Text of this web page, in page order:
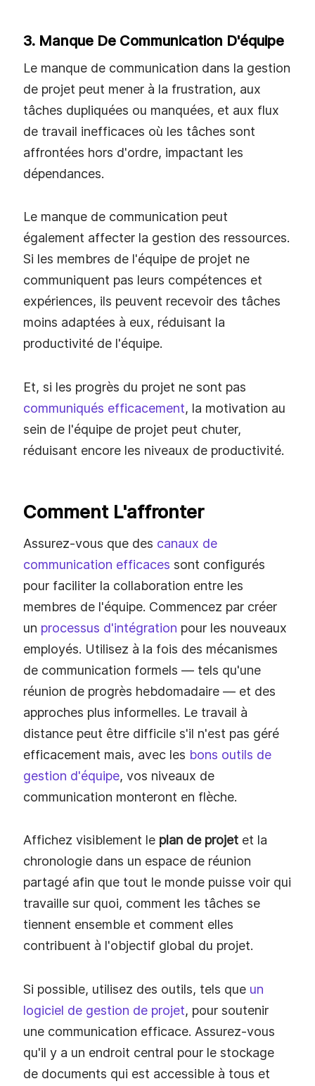
3. Manque De Communication D'équipe
Le manque de communication dans la gestion
de projet peut mener à la frustration, aux
tâches dupliquées ou manquées, et aux flux
de travail inefficaces où les tâches sont
affrontées hors d'ordre, impactant les
dépendances.
Le manque de communication peut
également affecter la gestion des ressources.
Si les membres de l'équipe de projet ne
communiquent pas leurs compétences et
expériences, ils peuvent recevoir des tâches
moins adaptées à eux, réduisant la
productivité de l'équipe.
Et, si les progrès du projet ne sont pas
communiqués efficacement, la motivation au
sein de l'équipe de projet peut chuter,
réduisant encore les niveaux de productivité.
Comment L'affronter
Assurez-vous que des canaux de
communication efficaces sont configurés
pour faciliter la collaboration entre les
membres de l'équipe. Commencez par créer
un processus d'intégration pour les nouveaux
employés. Utilisez à la fois des mécanismes
de communication formels — tels qu'une
réunion de progrès hebdomadaire — et des
approches plus informelles. Le travail à
distance peut être difficile s'il n'est pas géré
efficacement mais, avec les bons outils de
gestion d'équipe, vos niveaux de
communication monteront en flèche.
Affichez visiblement le plan de projet et la
chronologie dans un espace de réunion
partagé afin que tout le monde puisse voir qui
travaille sur quoi, comment les tâches se
tiennent ensemble et comment elles
contribuent à l'objectif global du projet.
Si possible, utilisez des outils, tels que un
logiciel de gestion de projet, pour soutenir
une communication efficace. Assurez-vous
qu'il y a un endroit central pour le stockage
de documents qui est accessible à tous et